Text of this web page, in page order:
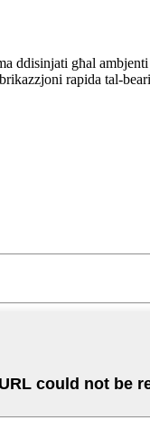
ddisinjati għal
rapida tal-